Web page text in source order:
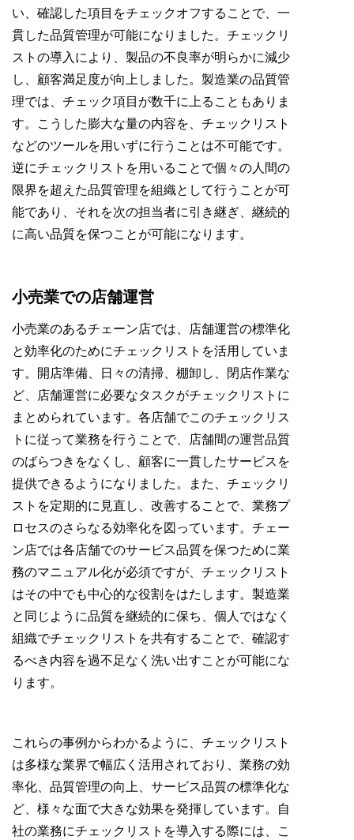
い、確認した項目をチェックオフすることで、一
貫した品質管理が可能になりました。チェックリ
ストの導入により、製品の不良率が明らかに減少
し、顧客満足度が向上しました。製造業の品質管
理では、チェック項目が数千に上ることもありま
す。こうした膨大な量の内容を、チェックリスト
などのツールを用いずに行うことは不可能です。
逆にチェックリストを用いることで個々の人間の
限界を超えた品質管理を組織として行うことが可
能であり、それを次の担当者に引き継ぎ、継続的
に高い品質を保つことが可能になります。
小売業での店舗運営
小売業のあるチェーン店では、店舗運営の標準化
と効率化のためにチェックリストを活用していま
す。開店準備、日々の清掃、棚卸し、閉店作業な
ど、店舗運営に必要なタスクがチェックリストに
まとめられています。各店舗でこのチェックリス
トに従って業務を行うことで、店舗間の運営品質
のばらつきをなくし、顧客に一貫したサービスを
提供できるようになりました。また、チェックリ
ストを定期的に見直し、改善することで、業務プ
ロセスのさらなる効率化を図っています。チェー
ン店では各店舗でのサービス品質を保つために業
務のマニュアル化が必須ですが、チェックリスト
はその中でも中心的な役割をはたします。製造業
と同じように品質を継続的に保ち、個人ではなく
組織でチェックリストを共有することで、確認す
るべき内容を過不足なく洗い出すことが可能にな
ります。
これらの事例からわかるように、チェックリスト
は多様な業界で幅広く活用されており、業務の効
率化、品質管理の向上、サービス品質の標準化な
ど、様々な面で大きな効果を発揮しています。自
社の業務にチェックリストを導入する際には、こ